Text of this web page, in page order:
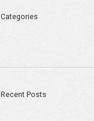
Categories
Recent Posts